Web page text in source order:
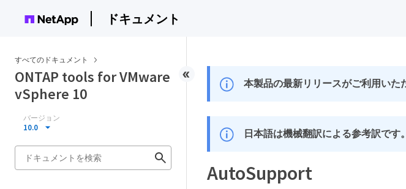
ドキュメント
すべてのドキュメント
ONTAP tools for VMware
vSphere 10
バージョン
10.0
本製品の最新リリースがご利用いた
日本語は機械翻訳による参考訳です
AutoSupport